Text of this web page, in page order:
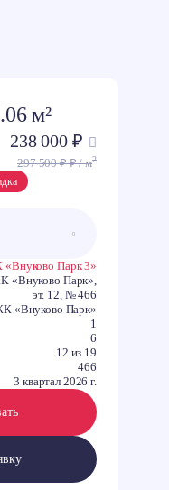
м²
238 000 ₽
297 500 ₽ ₽ / м2
Парк 3»
«Внуково Парк»,
эт. 12, № 466
«Внуково Парк»
1
6
12 из 19
466
3 квартал 2026 г.